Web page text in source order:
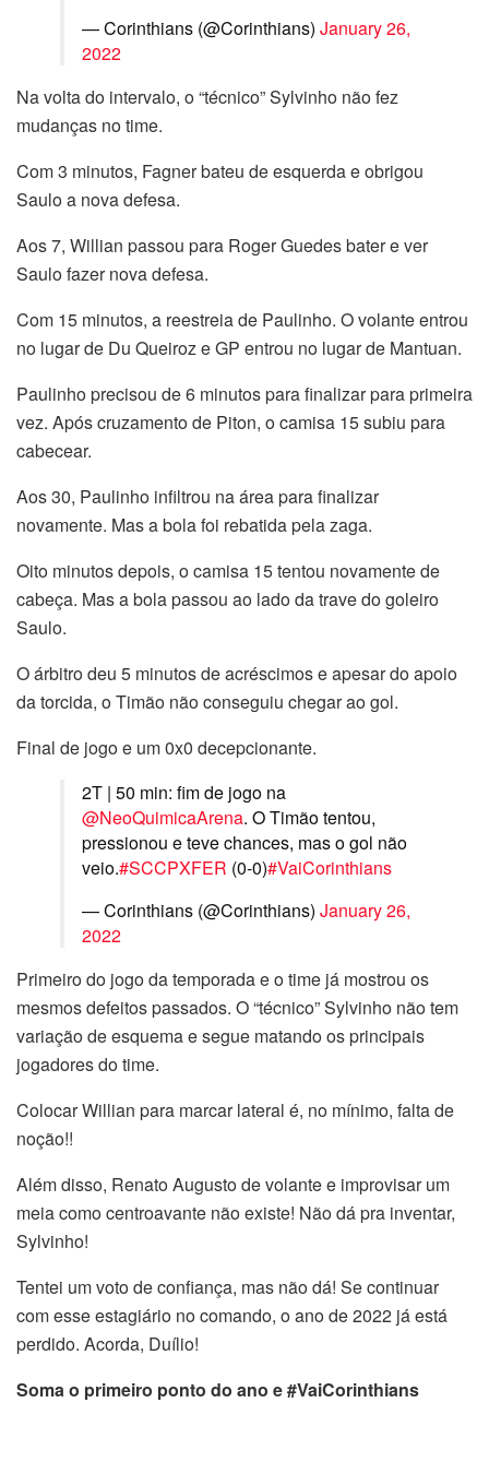
— Corinthians (@Corinthians) January 26,
2022
Na volta do intervalo, o “técnico” Sylvinho não fez
mudanças no time.
Com 3 minutos, Fagner bateu de esquerda e obrigou
Saulo a nova defesa.
Aos 7, Willian passou para Roger Guedes bater e ver
Saulo fazer nova defesa.
Com 15 minutos, a reestreia de Paulinho. O volante entrou
no lugar de Du Queiroz e GP entrou no lugar de Mantuan.
Paulinho precisou de 6 minutos para finalizar para primeira
vez. Após cruzamento de Piton, o camisa 15 subiu para
cabecear.
Aos 30, Paulinho infiltrou na área para finalizar
novamente. Mas a bola foi rebatida pela zaga.
Oito minutos depois, o camisa 15 tentou novamente de
cabeça. Mas a bola passou ao lado da trave do goleiro
Saulo.
O árbitro deu 5 minutos de acréscimos e apesar do apoio
da torcida, o Timão não conseguiu chegar ao gol.
Final de jogo e um 0x0 decepcionante.
2T | 50 min: fim de jogo na
@NeoQuimicaArena. O Timão tentou,
pressionou e teve chances, mas o gol não
veio.#SCCPXFER (0-0)#VaiCorinthians
— Corinthians (@Corinthians) January 26,
2022
Primeiro do jogo da temporada e o time já mostrou os
mesmos defeitos passados. O “técnico” Sylvinho não tem
variação de esquema e segue matando os principais
jogadores do time.
Colocar Willian para marcar lateral é, no mínimo, falta de
noção!!
Além disso, Renato Augusto de volante e improvisar um
meia como centroavante não existe! Não dá pra inventar,
Sylvinho!
Tentei um voto de confiança, mas não dá! Se continuar
com esse estagiário no comando, o ano de 2022 já está
perdido. Acorda, Duílio!
Soma o primeiro ponto do ano e #VaiCorinthians